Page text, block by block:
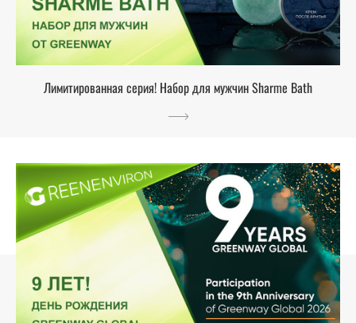
Лимитированная серия! Набор для мужчин Sharme Bath